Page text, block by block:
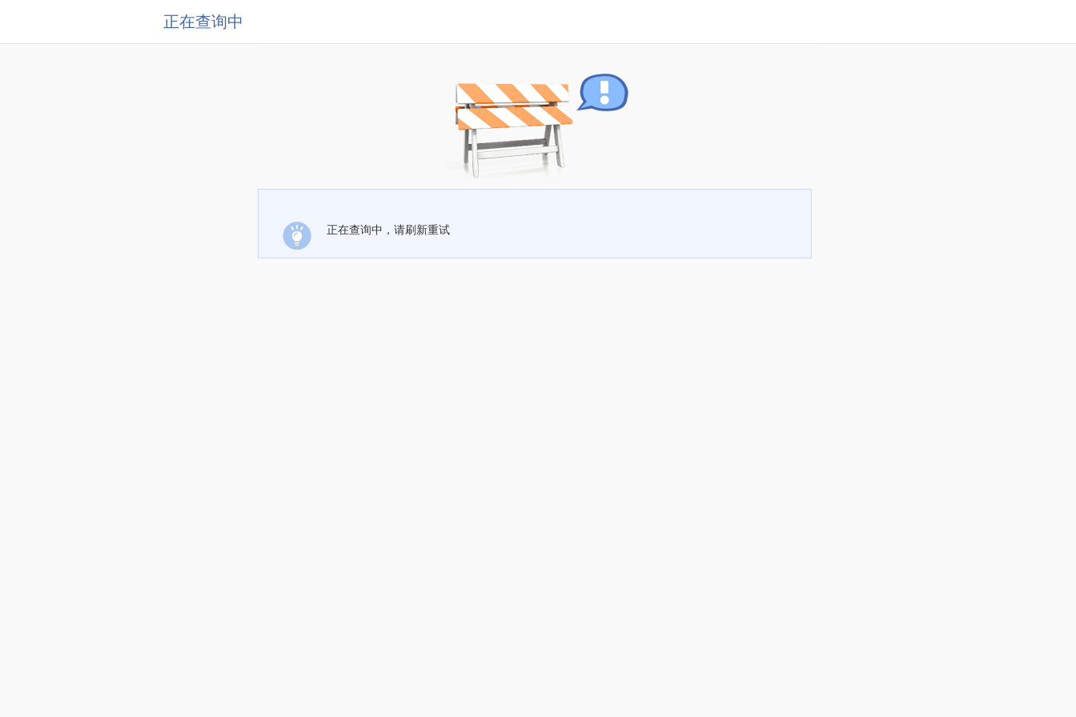
正在查询中
正在查询中，请刷新重试